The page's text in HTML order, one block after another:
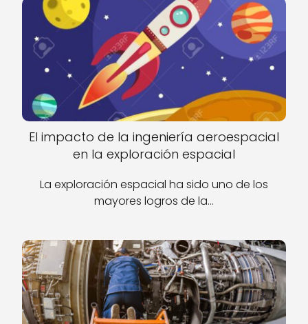
El impacto de la ingeniería aeroespacial
en la exploración espacial
La exploración espacial ha sido uno de los
mayores logros de la…